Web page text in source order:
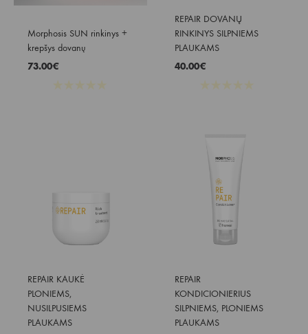
Morphosis SUN rinkinys +
krepšys dovanų
73.00€
★ ★ ★ ★ ★
REPAIR DOVANŲ
RINKINYS SILPNIEMS
PLAUKAMS
40.00€
★ ★ ★ ★ ★
REPAIR KAUKĖ
PLONIEMS,
NUSILPUSIEMS
PLAUKAMS
REPAIR
KONDICIONIERIUS
SILPNIEMS, PLONIEMS
PLAUKAMS